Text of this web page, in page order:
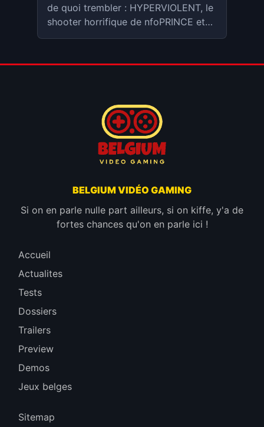
de quoi trembler : HYPERVIOLENT, le
shooter horrifique de nfoPRINCE et
et sortira en version 1.0 sur PC le 23
2025, le festival Steam dédié aux
boomer shooters et aux FPS inspirés
des années 90.
BELGIUM VIDÉO GAMING
Si on en parle nulle part ailleurs, si on kiffe, y'a de
fortes chances qu'on en parle ici !
Accueil
Actualites
Tests
Dossiers
Trailers
Preview
Demos
Jeux belges
Sitemap